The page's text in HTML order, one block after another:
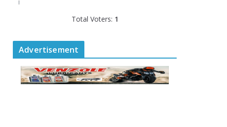
मुख्यमंत्री योगी आदित्यनाथ
Total Voters: 1
Advertisement